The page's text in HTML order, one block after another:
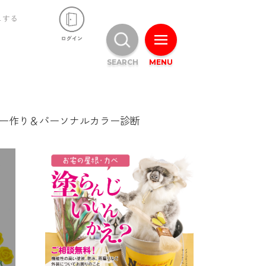
る
作り＆パーソナルカラー診断
MENU
SEARCH